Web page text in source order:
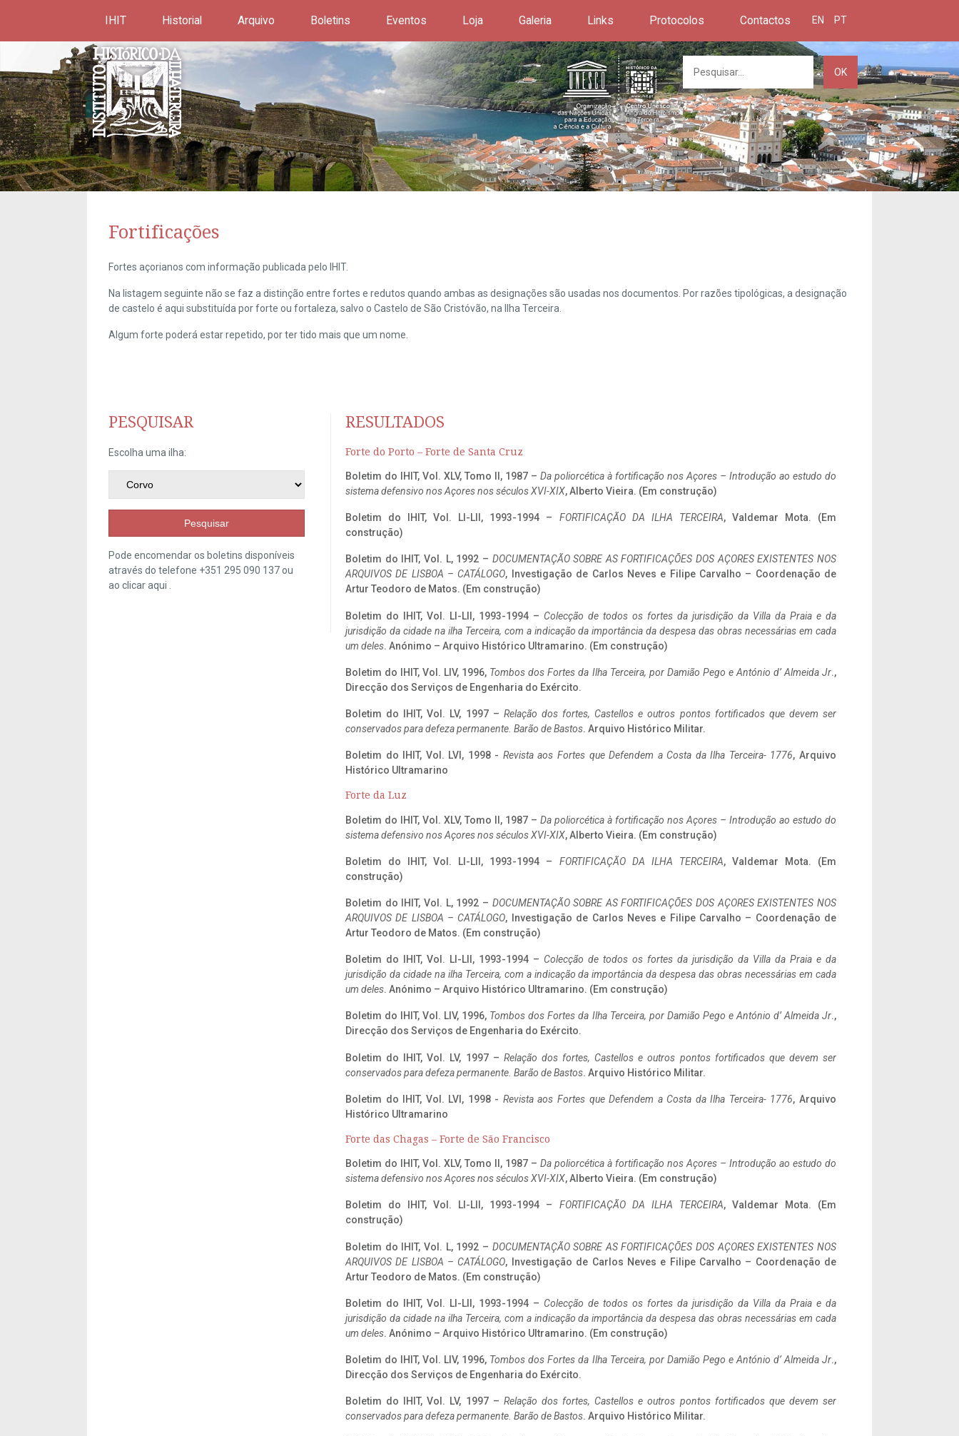
IHIT Historial Arquivo Boletins Eventos Loja Galeria Links Protocolos Contactos EN PT
OK
Fortificações
Fortes açorianos com informação publicada pelo IHIT.
Na listagem seguinte não se faz a distinção entre fortes e redutos quando ambas as designações são usadas nos documentos. Por razões tipológicas, a designação
de castelo é aqui substituída por forte ou fortaleza, salvo o Castelo de São Cristóvão, na Ilha Terceira.
Algum forte poderá estar repetido, por ter tido mais que um nome.
PESQUISAR
Escolha uma ilha:
Pesquisar
Pode encomendar os boletins disponíveis
através do telefone +351 295 090 137 ou
ao clicaraqui
RESULTADOS
Forte do Porto – Forte de Santa Cruz
Boletim do IHIT, Vol. XLV, Tomo II, 1987 – Da poliorcética à fortificação nos Açores – Introdução ao estudo do
sistema defensivo nos Açores nos séculos XVI-XIX, Alberto Vieira. (Em construção)
Boletim do IHIT, Vol. LI-LII, 1993-1994 – FORTIFICAÇÃO DA ILHA TERCEIRA, Valdemar Mota. (Em
construção)
Boletim do IHIT, Vol. L, 1992 – DOCUMENTAÇÃO SOBRE AS FORTIFICAÇÕES DOS AÇORES EXISTENTES NOS
ARQUIVOS DE LISBOA – CATÁLOGO, Investigação de Carlos Neves e Filipe Carvalho – Coordenação de
Artur Teodoro de Matos. (Em construção)
Boletim do IHIT, Vol. LI-LII, 1993-1994 – Colecção de todos os fortes da jurisdição da Villa da Praia e da
jurisdição da cidade na ilha Terceira, com a indicação da importância da despesa das obras necessárias em cada
um deles. Anónimo – Arquivo Histórico Ultramarino. (Em construção)
Boletim do IHIT, Vol. LIV, 1996, Tombos dos Fortes da Ilha Terceira, por Damião Pego e António d’ Almeida Jr.,
Direcção dos Serviços de Engenharia do Exército.
Boletim do IHIT, Vol. LV, 1997 – Relação dos fortes, Castellos e outros pontos fortificados que devem ser
conservados para defeza permanente. Barão de Bastos. Arquivo Histórico Militar.
Boletim do IHIT, Vol. LVI, 1998 - Revista aos Fortes que Defendem a Costa da Ilha Terceira- 1776, Arquivo
Histórico Ultramarino
Forte da Luz
Boletim do IHIT, Vol. XLV, Tomo II, 1987 – Da poliorcética à fortificação nos Açores – Introdução ao estudo do
sistema defensivo nos Açores nos séculos XVI-XIX, Alberto Vieira. (Em construção)
Boletim do IHIT, Vol. LI-LII, 1993-1994 – FORTIFICAÇÃO DA ILHA TERCEIRA, Valdemar Mota. (Em
construção)
Boletim do IHIT, Vol. L, 1992 – DOCUMENTAÇÃO SOBRE AS FORTIFICAÇÕES DOS AÇORES EXISTENTES NOS
ARQUIVOS DE LISBOA – CATÁLOGO, Investigação de Carlos Neves e Filipe Carvalho – Coordenação de
Artur Teodoro de Matos. (Em construção)
Boletim do IHIT, Vol. LI-LII, 1993-1994 – Colecção de todos os fortes da jurisdição da Villa da Praia e da
jurisdição da cidade na ilha Terceira, com a indicação da importância da despesa das obras necessárias em cada
um deles. Anónimo – Arquivo Histórico Ultramarino. (Em construção)
Boletim do IHIT, Vol. LIV, 1996, Tombos dos Fortes da Ilha Terceira, por Damião Pego e António d’ Almeida Jr.,
Direcção dos Serviços de Engenharia do Exército.
Boletim do IHIT, Vol. LV, 1997 – Relação dos fortes, Castellos e outros pontos fortificados que devem ser
conservados para defeza permanente. Barão de Bastos. Arquivo Histórico Militar.
Boletim do IHIT, Vol. LVI, 1998 - Revista aos Fortes que Defendem a Costa da Ilha Terceira- 1776, Arquivo
Histórico Ultramarino
Forte das Chagas – Forte de São Francisco
Boletim do IHIT, Vol. XLV, Tomo II, 1987 – Da poliorcética à fortificação nos Açores – Introdução ao estudo do
sistema defensivo nos Açores nos séculos XVI-XIX, Alberto Vieira. (Em construção)
Boletim do IHIT, Vol. LI-LII, 1993-1994 – FORTIFICAÇÃO DA ILHA TERCEIRA, Valdemar Mota. (Em
construção)
Boletim do IHIT, Vol. L, 1992 – DOCUMENTAÇÃO SOBRE AS FORTIFICAÇÕES DOS AÇORES EXISTENTES NOS
ARQUIVOS DE LISBOA – CATÁLOGO, Investigação de Carlos Neves e Filipe Carvalho – Coordenação de
Artur Teodoro de Matos. (Em construção)
Boletim do IHIT, Vol. LI-LII, 1993-1994 – Colecção de todos os fortes da jurisdição da Villa da Praia e da
jurisdição da cidade na ilha Terceira, com a indicação da importância da despesa das obras necessárias em cada
um deles. Anónimo – Arquivo Histórico Ultramarino. (Em construção)
Boletim do IHIT, Vol. LIV, 1996, Tombos dos Fortes da Ilha Terceira, por Damião Pego e António d’ Almeida Jr.,
Direcção dos Serviços de Engenharia do Exército.
Boletim do IHIT, Vol. LV, 1997 – Relação dos fortes, Castellos e outros pontos fortificados que devem ser
conservados para defeza permanente. Barão de Bastos. Arquivo Histórico Militar.